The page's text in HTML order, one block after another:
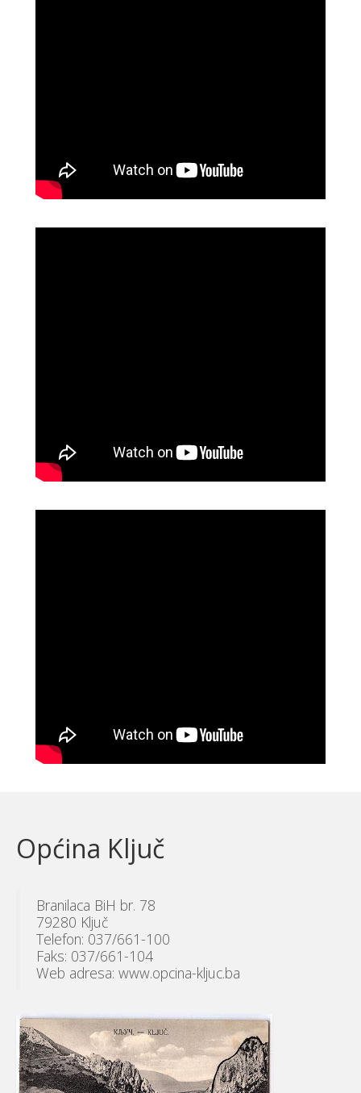
Općina Ključ
Branilaca BiH br. 78
79280 Ključ
Telefon: 037/661-100
Faks: 037/661-104
Web adresa: www.opcina-kljuc.ba